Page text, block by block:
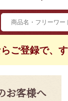
らご登録で、
お客様へ